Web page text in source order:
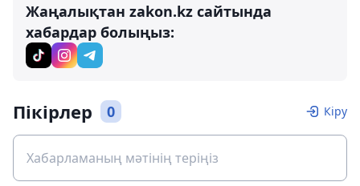
Жаңалықтан zakon.kz сайтында
хабардар болыңыз:
Пікірлер 0 Кіру